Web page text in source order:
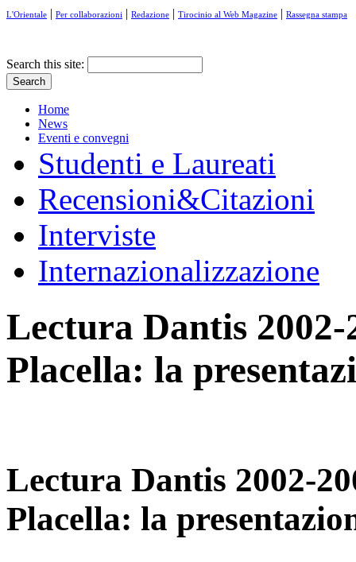
L'Orientale | Per collaborazioni | Redazione | Tirocinio al Web Magazine | Rassegna stampa
Search this site:
Home
News
Eventi e convegni
Studenti e Laureati
Recensioni&Citazioni
Interviste
Internazionalizzazione
Lectura Dantis 2002-
Placella: la
Lectura Dantis 2002-
Placella: la